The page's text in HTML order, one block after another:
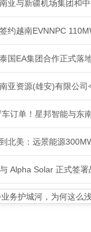
亚资源(雄安)有限公司